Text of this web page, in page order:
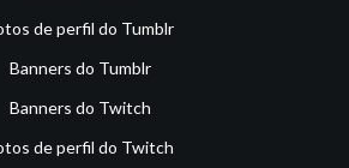
de perfil do Tumblr
Banners do Tumblr
Banners do Twitch
de perfil do Twitch